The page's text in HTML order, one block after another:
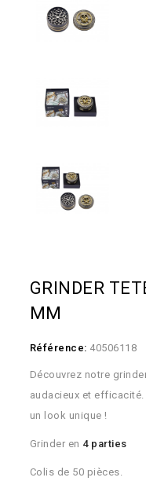
GRINDER
MM
Référence: 40506118
Découvrez notre
audacieux et
un look unique !
Grinder en 4 parties
Colis de 50 pièces.